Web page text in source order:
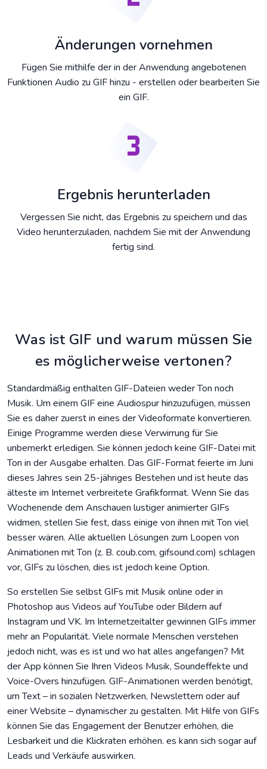
Änderungen vornehmen
Fügen Sie mithilfe der in der Anwendung angebotenen
Funktionen Audio zu GIF hinzu - erstellen oder bearbeiten Sie
ein GIF.
Ergebnis herunterladen
Vergessen Sie nicht, das Ergebnis zu speichern und das
Video herunterzuladen, nachdem Sie mit der Anwendung
fertig sind.
Was ist GIF und warum müssen Sie
es möglicherweise vertonen?
Standardmäßig enthalten GIF-Dateien weder Ton noch
Musik. Um einem GIF eine Audiospur hinzuzufügen, müssen
Sie es daher zuerst in eines der Videoformate konvertieren.
Einige Programme werden diese Verwirrung für Sie
unbemerkt erledigen. Sie können jedoch keine GIF-Datei mit
Ton in der Ausgabe erhalten. Das GIF-Format feierte im Juni
dieses Jahres sein 25-jähriges Bestehen und ist heute das
älteste im Internet verbreitete Grafikformat. Wenn Sie das
Wochenende dem Anschauen lustiger animierter GIFs
widmen, stellen Sie fest, dass einige von ihnen mit Ton viel
besser wären. Alle aktuellen Lösungen zum Loopen von
Animationen mit Ton (z. B. coub.com, gifsound.com) schlagen
vor, GIFs zu löschen, dies ist jedoch keine Option.
So erstellen Sie selbst GIFs mit Musik online oder in
Photoshop aus Videos auf YouTube oder Bildern auf
Instagram und VK. Im Internetzeitalter gewinnen GIFs immer
mehr an Popularität. Viele normale Menschen verstehen
jedoch nicht, was es ist und wo hat alles angefangen? Mit
der App können Sie Ihren Videos Musik, Soundeffekte und
Voice-Overs hinzufügen. GIF-Animationen werden benötigt,
um Text – in sozialen Netzwerken, Newslettern oder auf
einer Website – dynamischer zu gestalten. Mit Hilfe von GIFs
können Sie das Engagement der Benutzer erhöhen, die
Lesbarkeit und die Klickraten erhöhen. es kann sich sogar auf
Leads und Verkäufe auswirken.